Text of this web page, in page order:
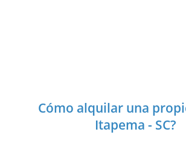
Cómo alquilar una
Itapema - SC?